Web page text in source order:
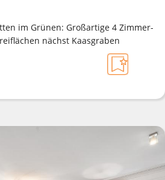
im Grünen: Großartige 4 Zimmer-
nächst Kaasgraben